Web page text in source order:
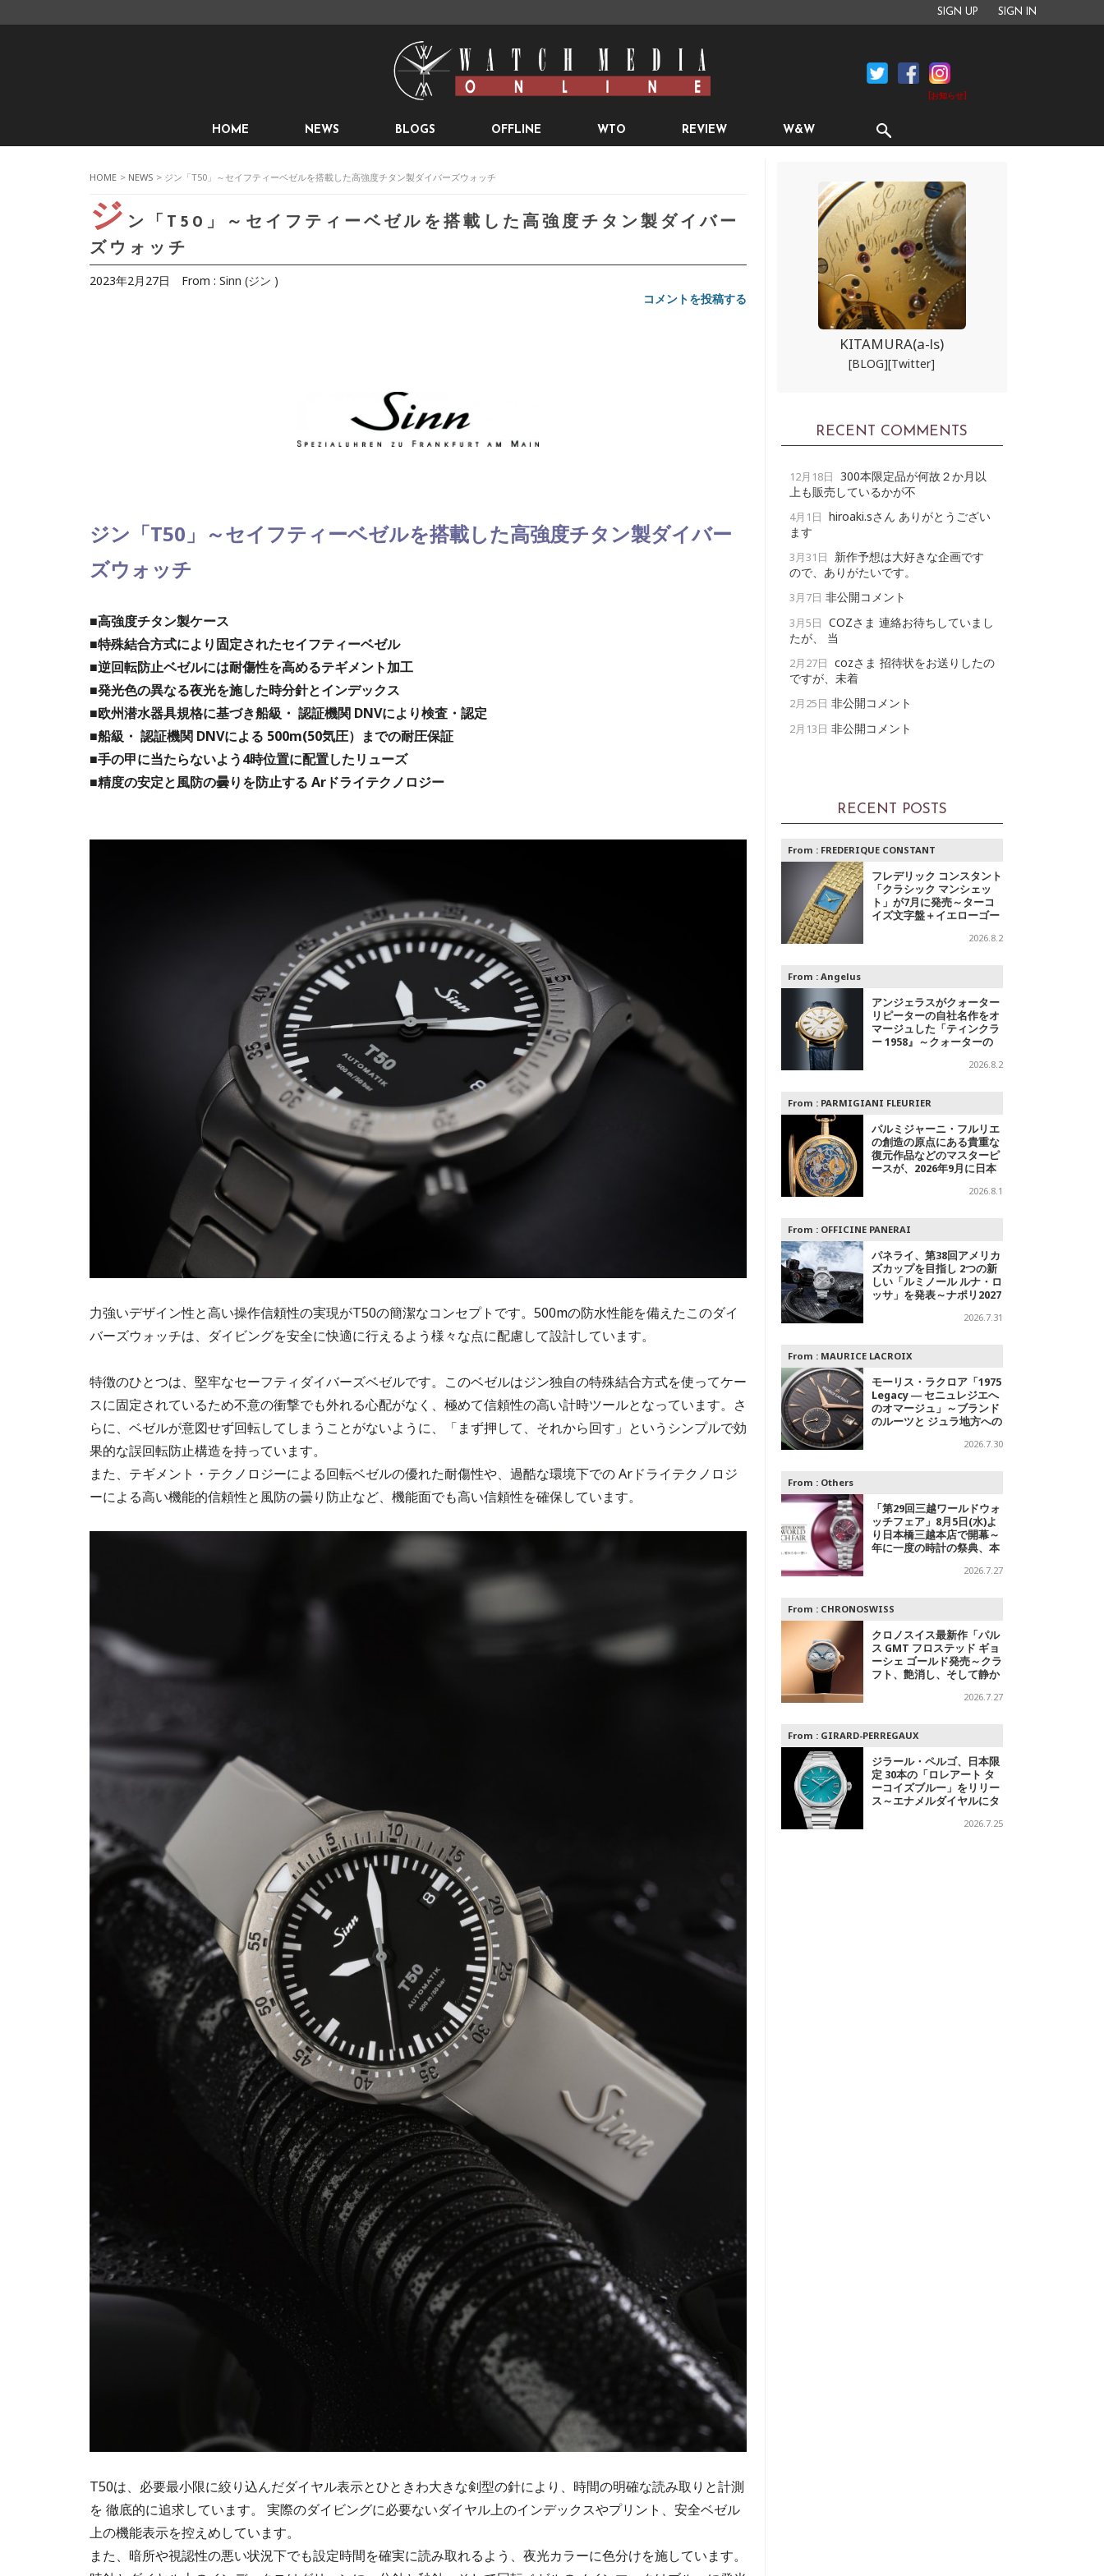
SIGN UP SIGN IN
[お知らせ]
HOME NEWS BLOGS OFFLINE WTO REVIEW W&W
HOME > NEWS > ジン「T50」～セイフティーベゼルを搭載した高強度チタン製ダイバーズウォッチ
ジ ン「T50」～セイフティーベゼルを搭載した高強度チタン製ダイバー
ズウォッチ
2023年2月27日 From : Sinn (ジン )
コメントを投稿する
ジン「T50」～セイフティーベゼルを搭載した高強度チタン製ダイバー
ズウォッチ
■高強度チタン製ケース
■特殊結合方式により固定されたセイフティーベゼル
■逆回転防止ベゼルには耐傷性を高めるテギメント加工
■発光色の異なる夜光を施した時分針とインデックス
■欧州潜水器具規格に基づき船級・ 認証機関 DNVにより検査・認定
■船級・ 認証機関 DNVによる 500m(50気圧）までの耐圧保証
■手の甲に当たらないよう4時位置に配置したリューズ
■精度の安定と風防の曇りを防止する Arドライテクノロジー
力強いデザイン性と高い操作信頼性の実現がT50の簡潔なコンセプトです。500mの防水性能を備えたこのダイ
バーズウォッチは、ダイビングを安全に快適に行えるよう様々な点に配慮して設計しています。
特徴のひとつは、堅牢なセーフティダイバーズベゼルです。このベゼルはジン独自の特殊結合方式を使ってケー
スに固定されているため不意の衝撃でも外れる心配がなく、極めて信頼性の高い計時ツールとなっています。さ
らに、ベゼルが意図せず回転してしまうことがないように、「まず押して、それから回す」というシンプルで効
果的な誤回転防止構造を持っています。
また、テギメント・テクノロジーによる回転ベゼルの優れた耐傷性や、過酷な環境下での Arドライテクノロジ
ーによる高い機能的信頼性と風防の曇り防止など、機能面でも高い信頼性を確保しています。
T50は、必要最小限に絞り込んだダイヤル表示とひときわ大きな剣型の針により、時間の明確な読み取りと計測
を 徹底的に追求しています。 実際のダイビングに必要ないダイヤル上のインデックスやプリント、安全ベゼル
上の機能表示を控えめしています。
また、暗所や視認性の悪い状況下でも設定時間を確実に読み取れるよう、夜光カラーに色分けを施しています。
KITAMURA(a-ls)
[BLOG][Twitter]
RECENT COMMENTS
12月18日 300本限定品が何故２か月以
上も販売しているかが不
4月1日 hiroaki.sさん ありがとうござい
ます
3月31日
新作予想は大好きな企画です
ので、ありがたいです。
3月7日 非公開コメント
3月5日 COZさま 連絡お待ちしていまし
たが、 当
2月27日 cozさま 招待状をお送りしたの
ですが、未着
2月25日 非公開コメント
2月13日 非公開コメント
RECENT POSTS
From : FREDERIQUE CONSTANT
フレデリック コンスタント
「クラシック マンシェッ
ト」が7月に発売～ターコ
イズ文字盤＋イエローゴー
字盤＋スチールの2モデル
2026.8.2
From : Angelus
アンジェラスがクォーター
リピーターの自社名作をオ
マージュした「ティンクラ
ー 1958』～クォーターの
2026.8.2
From : PARMIGIANI FLEURIER
パルミジャーニ・フルリエ
の創造の原点にある貴重な
復元作品などのマスターピ
ースが、2026年9月に日本
2026.8.1
From : OFFICINE PANERAI
パネライ、第38回アメリカ
ズカップを目指し 2つの新
しい「ルミノール ルナ・ロ
ッサ」を発表～ナポリ2027
2026.7.31
From : MAURICE LACROIX
モーリス・ラクロア「1975
Legacy ― セニュレジエへ
のオマージュ」～ブランド
のルーツと ジュラ地方への
2026.7.30
From : Others
「第29回三越ワールドウォ
ッチフェア」8月5日(水)よ
り日本橋三越本店で開幕～
年に一度の時計の祭典、本
ャルエキシビジョンも2026.7.27
From : CHRONOSWISS
クロノスイス最新作「パル
ス GMT フロステッド ギョ
ーシェ ゴールド発売～クラ
フト、艶消し、そして静か
2026.7.27
From : GIRARD-PERREGAUX
ジラール・ペルゴ、日本限
定 30本の「ロレアート タ
ーコイズブルー」をリリー
ス～エナメルダイヤルにタ
2026.7.25